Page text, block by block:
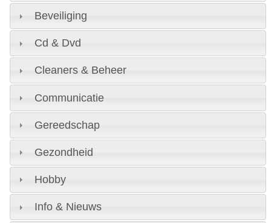
Beveiliging
Cd & Dvd
Cleaners & Beheer
Communicatie
Gereedschap
Gezondheid
Hobby
Info & Nieuws